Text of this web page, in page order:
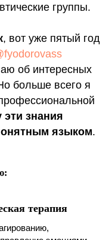
группы.
, вот уже пятый год
об интересных
больше всего я
знания
языком.
терапия